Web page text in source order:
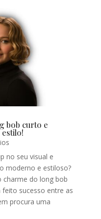
bob curto e
no seu visual e
moderno e estiloso?
charme do long bob
sucesso entre as
procura uma